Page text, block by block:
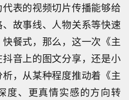
表的视频切片传播能够给
故事线、人物关系等快速
餐式，那么，这一次《主
音上的图文分享，还是小
，从某种程度推动着《主
度、更真情实感的方向转